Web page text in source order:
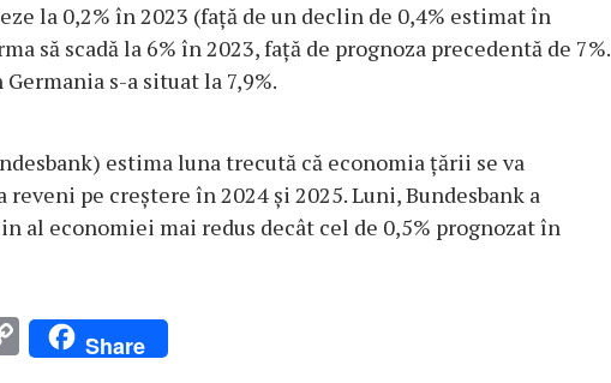
la 0,2% în 2023 (faţă de un declin de 0,4% estimat în
să scadă la 6% în 2023, faţă de prognoza precedentă de 7%.
s-a situat la 7,9%.
estima luna trecută că economia ţării se va
reveni pe creştere în 2024 şi 2025. Luni, Bundesbank a
al economiei mai redus decât cel de 0,5% prognozat în
C Share